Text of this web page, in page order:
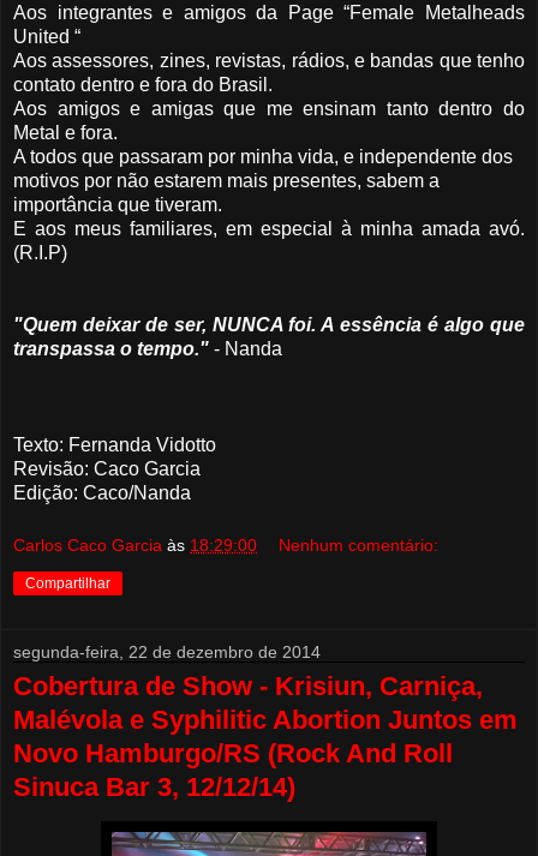
Aos integrantes e amigos da Page “Female Metalheads
United “
Aos assessores, zines, revistas, rádios, e bandas que tenho
contato dentro e fora do Brasil.
Aos amigos e amigas que me ensinam tanto dentro do
Metal e fora.
A todos que passaram por minha vida, e independente dos
motivos por não estarem mais presentes, sabem a
importância que tiveram.
E aos meus familiares, em especial à minha amada avó.
(R.I.P)
"Quem deixar de ser, NUNCA foi. A essência é algo que
transpassa o tempo." - Nanda
Texto: Fernanda Vidotto
Revisão: Caco Garcia
Edição: Caco/Nanda
Carlos Caco Garcia às 18:29:00 Nenhum comentário:
Compartilhar
segunda-feira, 22 de dezembro de 2014
Cobertura de Show - Krisiun, Carniça,
Malévola e Syphilitic Abortion Juntos em
Novo Hamburgo/RS (Rock And Roll
Sinuca Bar 3, 12/12/14)